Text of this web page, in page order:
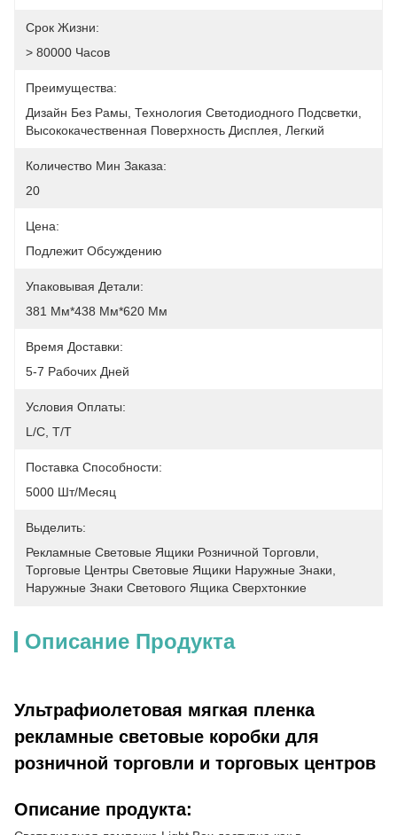
Срок Жизни:
> 80000 Часов
Преимущества:
Дизайн Без Рамы, Технология Светодиодного Подсветки,
Высококачественная Поверхность Дисплея, Легкий
Количество Мин Заказа:
20
Цена:
Подлежит Обсуждению
Упаковывая Детали:
381 Мм*438 Мм*620 Мм
Время Доставки:
5-7 Рабочих Дней
Условия Оплаты:
L/C, T/T
Поставка Способности:
5000 Шт/месяц
Выделить:
Рекламные Световые Ящики Розничной Торговли
Торговые Центры Световые Ящики Наружные Знаки
Наружные Знаки Светового Ящика Сверхтонкие
Описание Продукта
Ультрафиолетовая мягкая пленка
рекламные световые коробки для
розничной торговли и торговых центров
Описание продукта: